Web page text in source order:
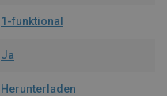
1-funktional
Ja
Herunterladen